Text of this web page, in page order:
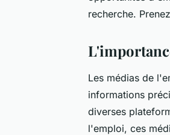
recherche.
Les médias de
informations
diverses
l'emploi, ces